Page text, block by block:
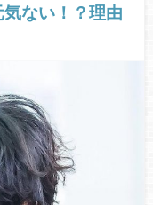
ない！？理由